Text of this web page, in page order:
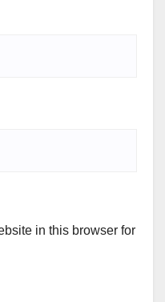
in this browser for